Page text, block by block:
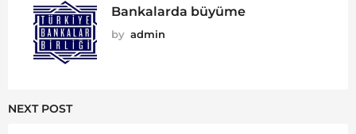
Bankalarda büyüme
by admin
NEXT POST